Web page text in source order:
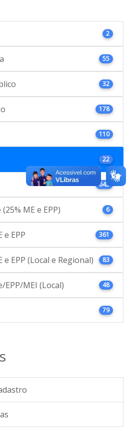
2
55
32
178
110
22
645
ME e EPP) 6
e EPP 361
EPP (Local e Regional) 83
EPP/MEI (Local) 48
79